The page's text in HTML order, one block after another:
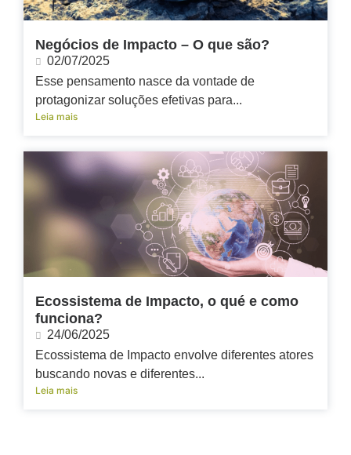
Negócios de Impacto – O que são?
02/07/2025
Esse pensamento nasce da vontade de
protagonizar soluções efetivas para...
Leia mais
Ecossistema de Impacto, o qué e como
funciona?
24/06/2025
Ecossistema de Impacto envolve diferentes atores
buscando novas e diferentes...
Leia mais